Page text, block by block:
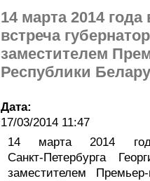
14 марта 2014
встреча
заместителем
Республики
Дата:
17/03/2014 11:47
14 марта 2014
Санкт-Петербурга
заместителем